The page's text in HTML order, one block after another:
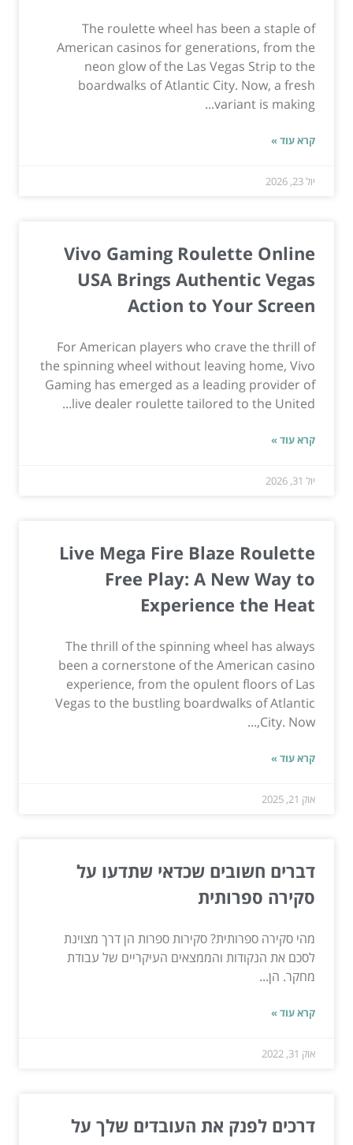
The roulette wheel has been a staple of
American casinos for generations, from the
neon glow of the Las Vegas Strip to the
boardwalks of Atlantic City. Now, a fresh
variant is making...
קרא עוד »
יול 23, 2026
Vivo Gaming Roulette Online
USA Brings Authentic Vegas
Action to Your Screen
For American players who crave the thrill of
the spinning wheel without leaving home, Vivo
Gaming has emerged as a leading provider of
live dealer roulette tailored to the United...
קרא עוד »
יול 31, 2026
Live Mega Fire Blaze Roulette
Free Play: A New Way to
Experience the Heat
The thrill of the spinning wheel has always
been a cornerstone of the American casino
experience, from the opulent floors of Las
Vegas to the bustling boardwalks of Atlantic
City. Now,...
קרא עוד »
אוק 21, 2025
דברים חשובים שכדאי שתדעו על
סקירה ספרותית
מהי סקירה ספרותית? סקירות ספרות הן דרך מצוינת
לסכם את הנקודות והממצאים העיקריים של עבודת
מחקר. הן...
קרא עוד »
אוק 31, 2022
דרכים לפנק את העובדים שלך על